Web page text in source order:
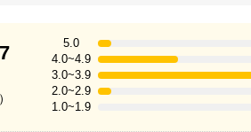
5.0
4.0~4.9
3.0~3.9
2.0~2.9
1.0~1.9